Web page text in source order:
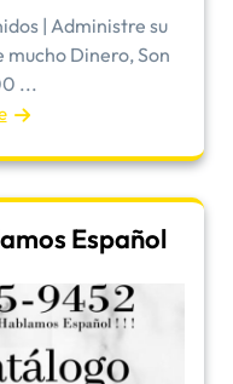
| Administre su
mucho Dinero, Son
...
Español